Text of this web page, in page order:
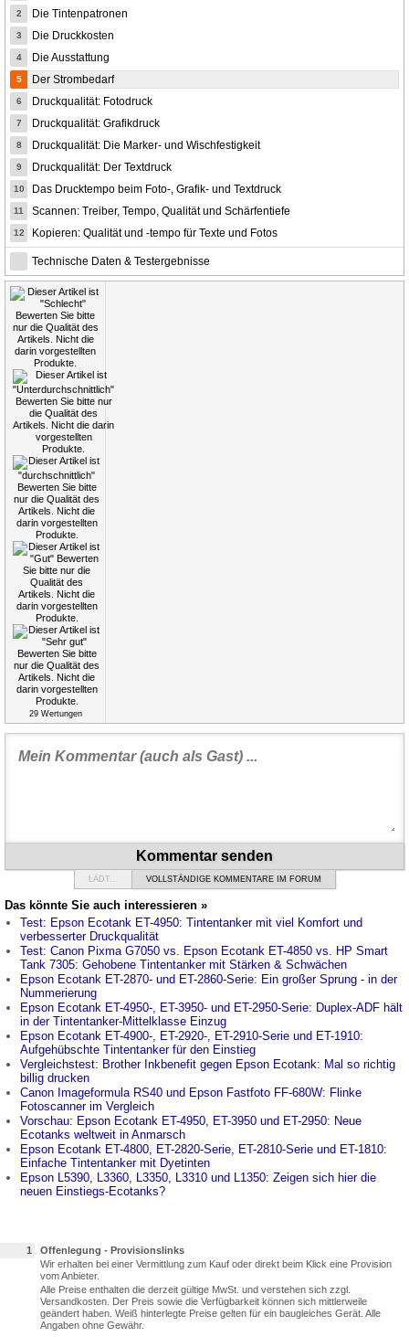
2 Die Tintenpatronen
3 Die Druckkosten
4 Die Ausstattung
5 Der Strombedarf
6 Druckqualität: Fotodruck
7 Druckqualität: Grafikdruck
8 Druckqualität: Die Marker- und Wischfestigkeit
9 Druckqualität: Der Textdruck
10 Das Drucktempo beim Foto-, Grafik- und Textdruck
11 Scannen: Treiber, Tempo, Qualität und Schärfentiefe
12 Kopieren: Qualität und -tempo für Texte und Fotos
Technische Daten & Testergebnisse
29Wertungen
Kommentar senden
LÄDT... VOLLSTÄNDIGE KOMMENTARE IM FORUM
Das könnte Sie auch interessieren »
Test: Epson Ecotank ET-4950: Tintentanker mit viel Komfort und
verbesserter Druckqualität
Test: Canon Pixma G7050 vs. Epson Ecotank ET-4850 vs. HP Smart
Tank 7305: Gehobene Tintentanker mit Stärken & Schwächen
Epson Ecotank ET-2870- und ET-2860-Serie: Ein großer Sprung - in der
Nummerierung
Epson Ecotank ET-4950-, ET-3950- und ET-2950-Serie: Duplex-ADF hält
in der Tintentanker-Mittelklasse Einzug
Epson Ecotank ET-4900-, ET-2920-, ET-2910-Serie und ET-1910:
Aufgehübschte Tintentanker für den Einstieg
Vergleichstest: Brother Inkbenefit gegen Epson Ecotank: Mal so richtig
billig drucken
Canon Imageformula RS40 und Epson Fastfoto FF-680W: Flinke
Fotoscanner im Vergleich
Vorschau: Epson Ecotank ET-4950, ET-3950 und ET-2950: Neue
Ecotanks weltweit in Anmarsch
Epson Ecotank ET-4800, ET-2820-Serie, ET-2810-Serie und ET-1810:
Einfache Tintentanker mit Dyetinten
Epson L5390, L3360, L3350, L3310 und L1350: Zeigen sich hier die
neuen Einstiegs-Ecotanks?
1
Offenlegung - Provisionslinks
Wir erhalten bei einer Vermittlung zum Kauf oder direkt beim Klick eine Provision
vom Anbieter.
Alle Preise enthalten die derzeit gültige MwSt. und verstehen sich zzgl.
Versandkosten. Der Preis sowie die Verfügbarkeit können sich mittlerweile
geändert haben. Weiß hinterlegte Preise gelten für ein baugleiches Gerät. Alle
Angaben ohne Gewähr.